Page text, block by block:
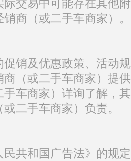
际交易中可能存在其他
商（或二手车商家）。
促销及优惠政策、活动
商（或二手车商家）提
手车商家）详询了解，
二手车商家）负责。
民共和国广告法》的规